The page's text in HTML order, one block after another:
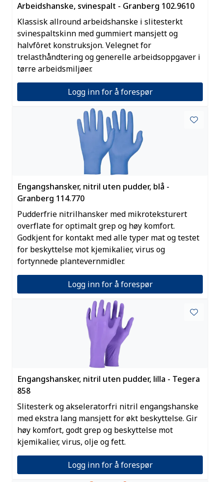
Arbeidshanske, svinespalt - Granberg 102.9610
Klassisk allround arbeidshanske i slitesterkt
svinespaltskinn med gummiert mansjett og
halvfôret konstruksjon. Velegnet for
trelasthåndtering og generelle arbeidsoppgaver i
tørre arbeidsmiljøer.
Logg inn for å forespør
Engangshansker, nitril uten pudder, blå -
Granberg 114.770
Pudderfrie nitrilhansker med mikroteksturert
overflate for optimalt grep og høy komfort.
Godkjent for kontakt med alle typer mat og testet
for beskyttelse mot kjemikalier, virus og
fortynnede plantevernmidler.
Logg inn for å forespør
Engangshansker, nitril uten pudder, lilla - Tegera
858
Slitesterk og akseleratorfri nitril engangshanske
med ekstra lang mansjett for økt beskyttelse. Gir
høy komfort, godt grep og beskyttelse mot
kjemikalier, virus, olje og fett.
Logg inn for å forespør